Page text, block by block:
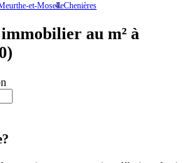
et-MoselleChenières
au m² à